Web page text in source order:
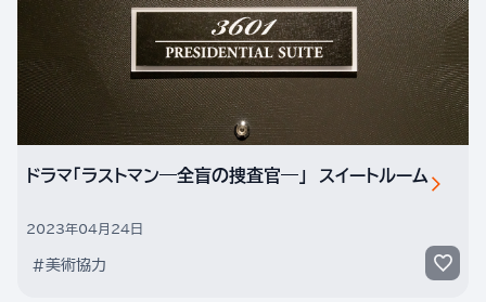
ドラマ「ラストマン―全盲の捜査官―」 スイートルーム
2023年04月24日
#美術協力